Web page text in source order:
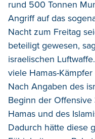
rund 500 Tonnen
Angriff auf das
Nacht zum Freitag
beteiligt gewesen,
israelischen
viele Hamas-
Nach Angaben des
Beginn der Offensive
Hamas und des
Dadurch hätte diese